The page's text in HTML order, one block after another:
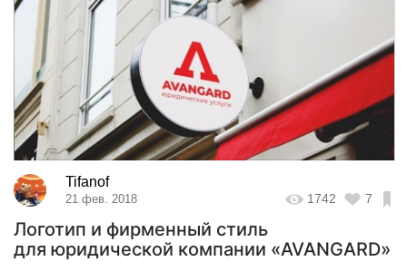
Tifanof
21 фев. 2018 1742 7
Логотип и фирменный стиль
для юридической компании «AVANGARD»